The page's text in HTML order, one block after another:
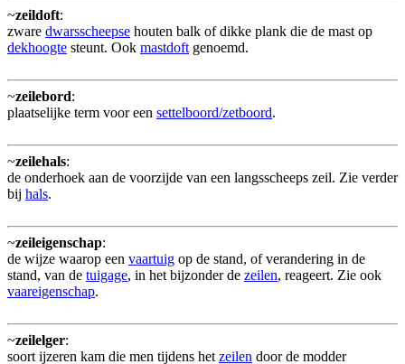
~zeildoft:
zware dwarsscheepse houten balk of dikke plank die de mast op
dekhoogte steunt. Ook mastdoft genoemd.
~zeilebord:
plaatselijke term voor een settelboord/zetboord.
~zeilehals:
de onderhoek aan de voorzijde van een langsscheeps zeil. Zie verder
bij hals.
~zeileigenschap:
de wijze waarop een vaartuig op de stand, of verandering in de
stand, van de tuigage, in het bijzonder de zeilen, reageert. Zie ook
vaareigenschap.
~zeilelger:
soort ijzeren kam die men tijdens het zeilen door de modder